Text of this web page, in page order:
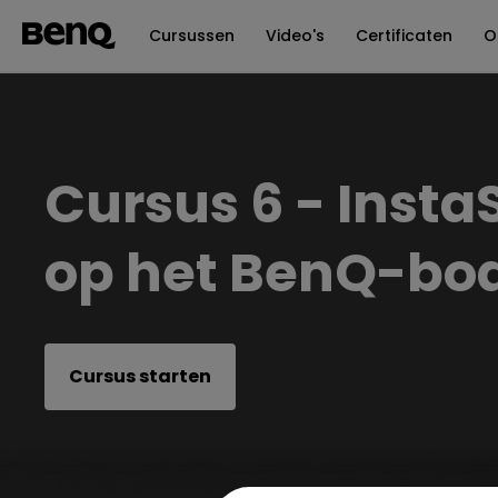
Cursussen Video's Certificaten
Cursus 6 -
op het BenQ-
Cursus starten